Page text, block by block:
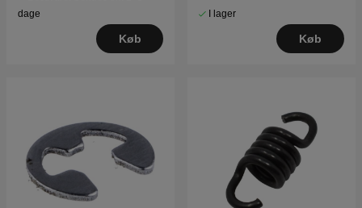
dage
Køb
I lager
Køb